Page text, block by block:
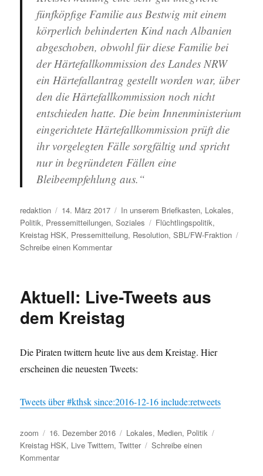
fünfköpfige Familie aus Bestwig mit einem
körperlich behinderten Kind nach Albanien
abgeschoben, obwohl für diese Familie bei
der Härtefallkommission des Landes NRW
ein Härtefallantrag gestellt worden war, über
den die Härtefallkommission noch nicht
entschieden hatte. Die beim Innenministerium
eingerichtete Härtefallkommission prüft die
ihr vorgelegten Fälle sorgfältig und spricht
nur in begründeten Fällen eine
Bleibeempfehlung aus.“
Autor
redaktion
Veröffentlicht
am
14. März 2017 Kategorien
In unserem Briefkasten, Lokales,
Politik, Pressemitteilungen,Soziales Schlagwörter
Flüchtlingspolitik,
Kreistag HSK, Pressemitteilung, Resolution,SBL/FW-Fraktion
Schreibe einen Kommentarzu
beantragt
zur
Aktuell: Live-Tweets aus
dem Kreistag
Die Piraten twittern heute live aus dem Kreistag. Hier
erscheinen die neuesten Tweets:
Tweets über #kthsk since:2016-12-16 include:retweets
Autor
zoom
Veröffentlicht
am
16. Dezember 2016 Kategorien
Lokales, Medien, Politik
Kreistag HSK, Live Twittern,Twitter
Schreibe einen
Kommentarzu